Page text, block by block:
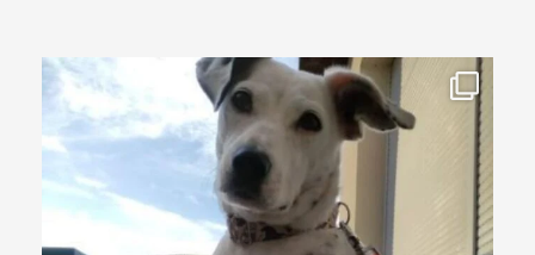
tata_sitter
Jan 15